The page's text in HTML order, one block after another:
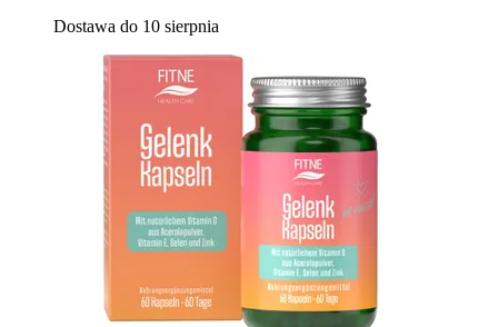
Dostawa do 10 sierpnia